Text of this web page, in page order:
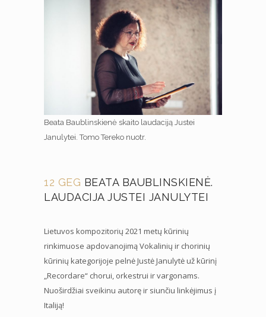
Beata Baublinskienė skaito laudaciją Justei
Janulytei. Tomo Tereko nuotr.
12 GEG BEATA BAUBLINSKIENĖ.
LAUDACIJA JUSTEI JANULYTEI
Lietuvos kompozitorių 2021 metų kūrinių
rinkimuose apdovanojimą Vokalinių ir chorinių
kūrinių kategorijoje pelnė Justė Janulytė už kūrinį
„Recordare“ chorui, orkestrui ir vargonams.
Nuoširdžiai sveikinu autorę ir siunčiu linkėjimus į
Italiją!